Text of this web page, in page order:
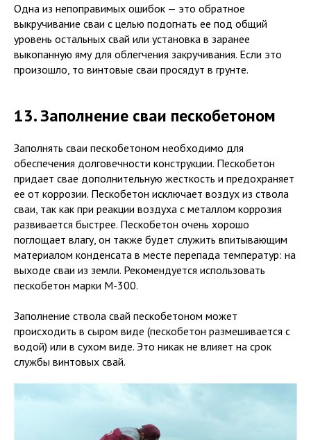
Одна из непоправимых ошибок — это обратное
выкручивание сваи с целью подогнать ее под общий
уровень остальных свай или установка в заранее
выкопанную яму для облегчения закручивания. Если это
произошло, то винтовые сваи просядут в грунте.
13. Заполнение сваи пескобетоном
Заполнять сваи пескобетоном необходимо для
обеспечения долговечности конструкции. Пескобетон
придает свае дополнительную жесткость и предохраняет
ее от коррозии. Пескобетон исключает воздух из ствола
сваи, так как при реакции воздуха с металлом коррозия
развивается быстрее. Пескобетон очень хорошо
поглощает влагу, он также будет служить впитывающим
материалом конденсата в месте перепада температур: на
выходе сваи из земли. Рекомендуется использовать
пескобетон марки М-300.
Заполнение ствола свай пескобетоном может
происходить в сыром виде (пескобетон размешивается с
водой) или в сухом виде. Это никак не влияет на срок
службы винтовых свай.